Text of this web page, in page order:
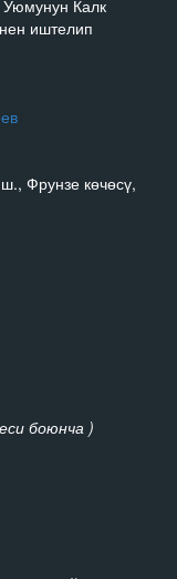
Уюмунун Калк
иштелип
Фрунзе көчөсү,
боюнча )